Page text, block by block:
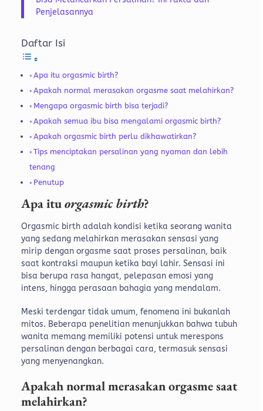
Penjelasannya
Daftar Isi
Apa itu orgasmic birth?
Apakah normal merasakan orgasme saat melahirkan?
Mengapa orgasmic birth bisa terjadi?
Apakah semua ibu bisa mengalami orgasmic birth?
Apakah orgasmic birth perlu dikhawatirkan?
Tips menciptakan persalinan yang nyaman dan lebih
tenang
Penutup
Apa ituorgasmic birth?
Orgasmic birth adalah kondisi ketika seorang wanita
yang sedang melahirkan merasakan sensasi yang
mirip dengan orgasme saat proses persalinan, baik
saat kontraksi maupun ketika bayi lahir. Sensasi ini
bisa berupa rasa hangat, pelepasan emosi yang
intens, hingga perasaan bahagia yang mendalam.
Meski terdengar tidak umum, fenomena ini bukanlah
mitos. Beberapa penelitian menunjukkan bahwa tubuh
wanita memang memiliki potensi untuk merespons
persalinan dengan berbagai cara, termasuk sensasi
yang menyenangkan.
Apakah normal merasakan orgasme saat
melahirkan?